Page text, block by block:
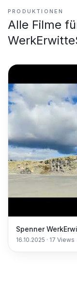
PRODUKTIONEN
Alle Filme
Spenner
16.10.2025 · 17 Views